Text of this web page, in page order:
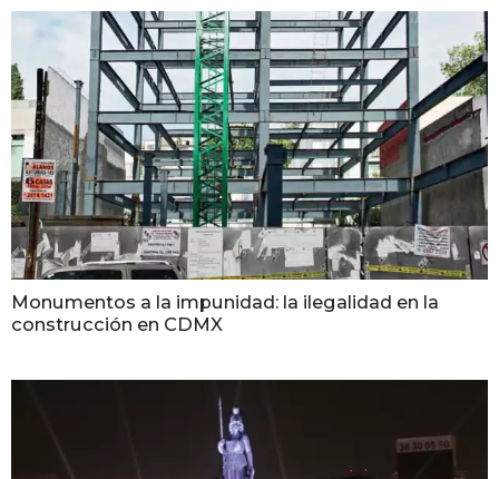
Monumentos a la impunidad: la ilegalidad en la
construcción en CDMX